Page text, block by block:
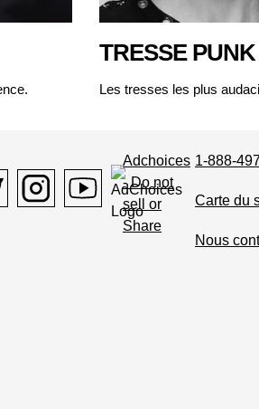
TRESSE
Les tresses les plus
Youtube
Adchoices
- Do not
sell or
Share
1-888-
Carte du
Nous